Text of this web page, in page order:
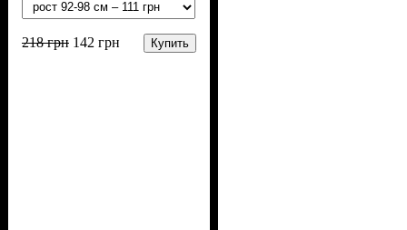
218грн 142 грн Купить